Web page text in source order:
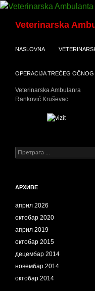
Скочи
садржај
Veterinarska
NASLOVNA
OPERACIJA TREĆEG
Veterinarska Ambulanra
Ranković Kruševac
Претрага
за:
АРХИВЕ
април 2026
октобар 2020
април 2019
октобар 2015
децембар 2014
новембар 2014
октобар 2014